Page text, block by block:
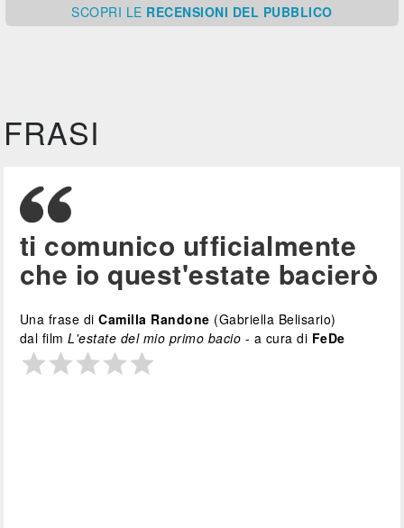
SCOPRI LE RECENSIONI DEL PUBBLICO
FRASI
ti comunico ufficialmente
che io quest'estate bacierò
Una frase diCamilla Randone (Gabriella Belisario)
dal filmL'estate del mio primo bacio - a cura di FeDe